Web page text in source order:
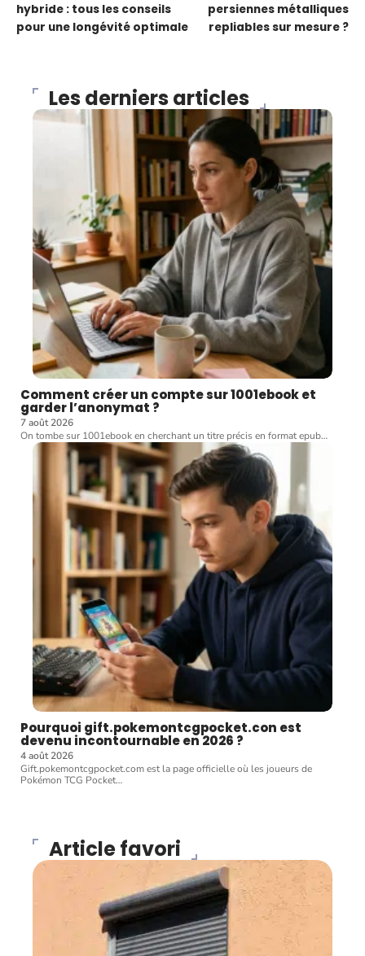
hybride : tous les conseils
pour une longévité optimale
persiennes métalliques
repliables sur mesure ?
Les derniers articles
Comment créer un compte sur 1001ebook et
garder l’anonymat ?
7 août 2026
On tombe sur 1001ebook en cherchant un titre précis en format epub…
Pourquoi gift.pokemontcgpocket.con est
devenu incontournable en 2026 ?
4 août 2026
Gift.pokemontcgpocket.com est la page officielle où les joueurs de
Pokémon TCG Pocket…
Article favori